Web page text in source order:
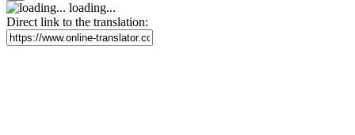
loading...
Direct link to the translation: